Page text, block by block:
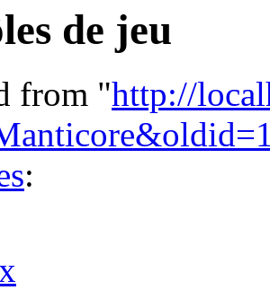
de jeu
from "http://
: